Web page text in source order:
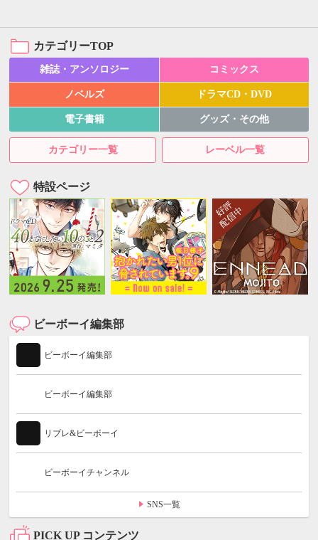
カテゴリーTOP
雑誌・アンソロジー コミックス
ノベルズ ドラマCD・DVD
電子書籍 グッズ・その他
カテゴリー一覧 レーベル一覧
特設ページ
ビーボーイ編集部
ビーボーイ編集部
ビーボーイ編集部
リブレ&ビーボーイ
ビーボーイチャンネル
SNS一覧
PICK UP コンテンツ